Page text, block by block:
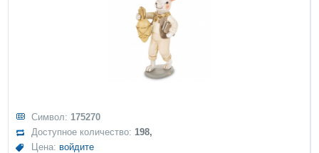
Символ: 175270
Доступное количество:198,
Цена: войдите